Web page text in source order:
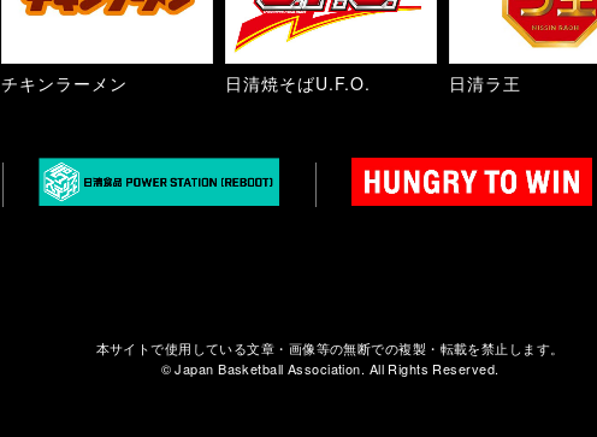
チキンラーメン 日清焼そばU.F.O. 日清ラ王
本サイトで使用している文章・画像等の無断での複製・転載を禁止します。
© Japan Basketball Association. All Rights Reserved.